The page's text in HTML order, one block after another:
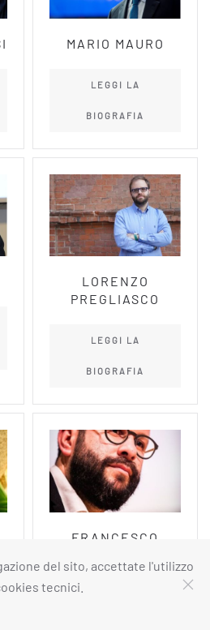
MARIO MAURO
LEGGI LA
BIOGRAFIA
LORENZO
PREGLIASCO
LEGGI LA
BIOGRAFIA
FRANCESCO
del sito, accettate l'utilizzo
tecnici.